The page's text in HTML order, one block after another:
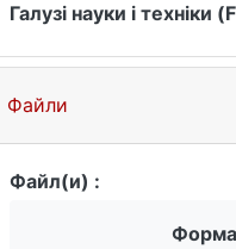
Галузі науки і техніки
Файли
Файл(и) :